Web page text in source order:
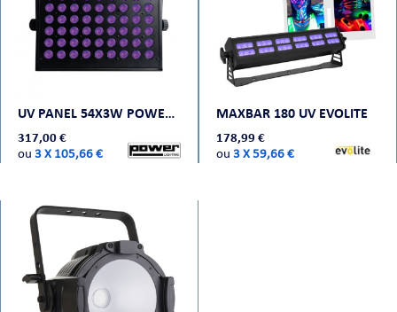
UV PANEL 54X3W POWER LIGHTING
317,00 €
ou 3 X 105,66 €
MAXBAR 180 UV EVOLITE
178,99 €
ou 3 X 59,66 €